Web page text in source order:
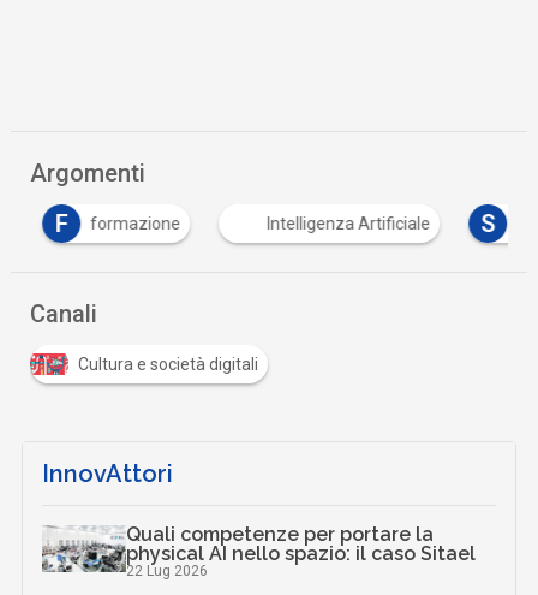
Argomenti
F
formazione Intelligenza Artificiale S
Canali
Cultura e società digitali
InnovAttori
Quali competenze per portare la
physical AI nello spazio: il caso Sitael
22 Lug 2026